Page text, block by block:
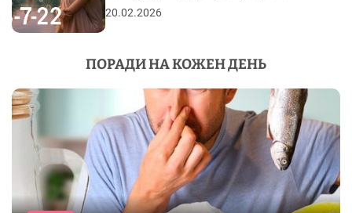
20.02.2026
ПОРАДИ НА КОЖЕН ДЕНЬ